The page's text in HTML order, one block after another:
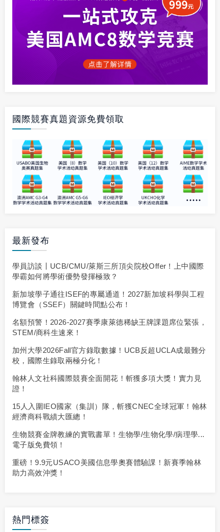
國際競賽真題資源免費領取
最新發布
學員訪談丨UCB/CMU/萊斯三所頂尖院校offer！上中國際
學霸如何將學術優勢發揮極致？
新加坡學子通往ISEF的專屬通道！2027新加坡科學與工程
博覽會（SSEF）關鍵時間點公布！
名額預警！2026-2027賽季康萊德稀缺王牌課題席位緊張，
STEM/商科生速來！
加州大學2026Fall官方錄取數據！UCB反超UCLA成最難分
校，國際生錄取兩極分化！
翰林人文社科國際競賽全面開花！斬獲多項大獎！實力見
證！
15人入圍IEO國家（集訓）隊，斬獲CNEC全球冠軍！翰林
經濟商科戰績大匯總！
生物競賽金牌教練的實戰書單！生物學/生物化學/病理學...
電子版免費領！
重磅！9.9元USACO美國信息學奧賽體驗課！新賽季翰林
助力高效沖獎！
熱門標簽